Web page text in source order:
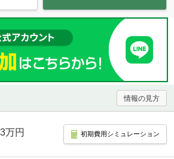
情報の見方
万円 初期費用シミュレーション